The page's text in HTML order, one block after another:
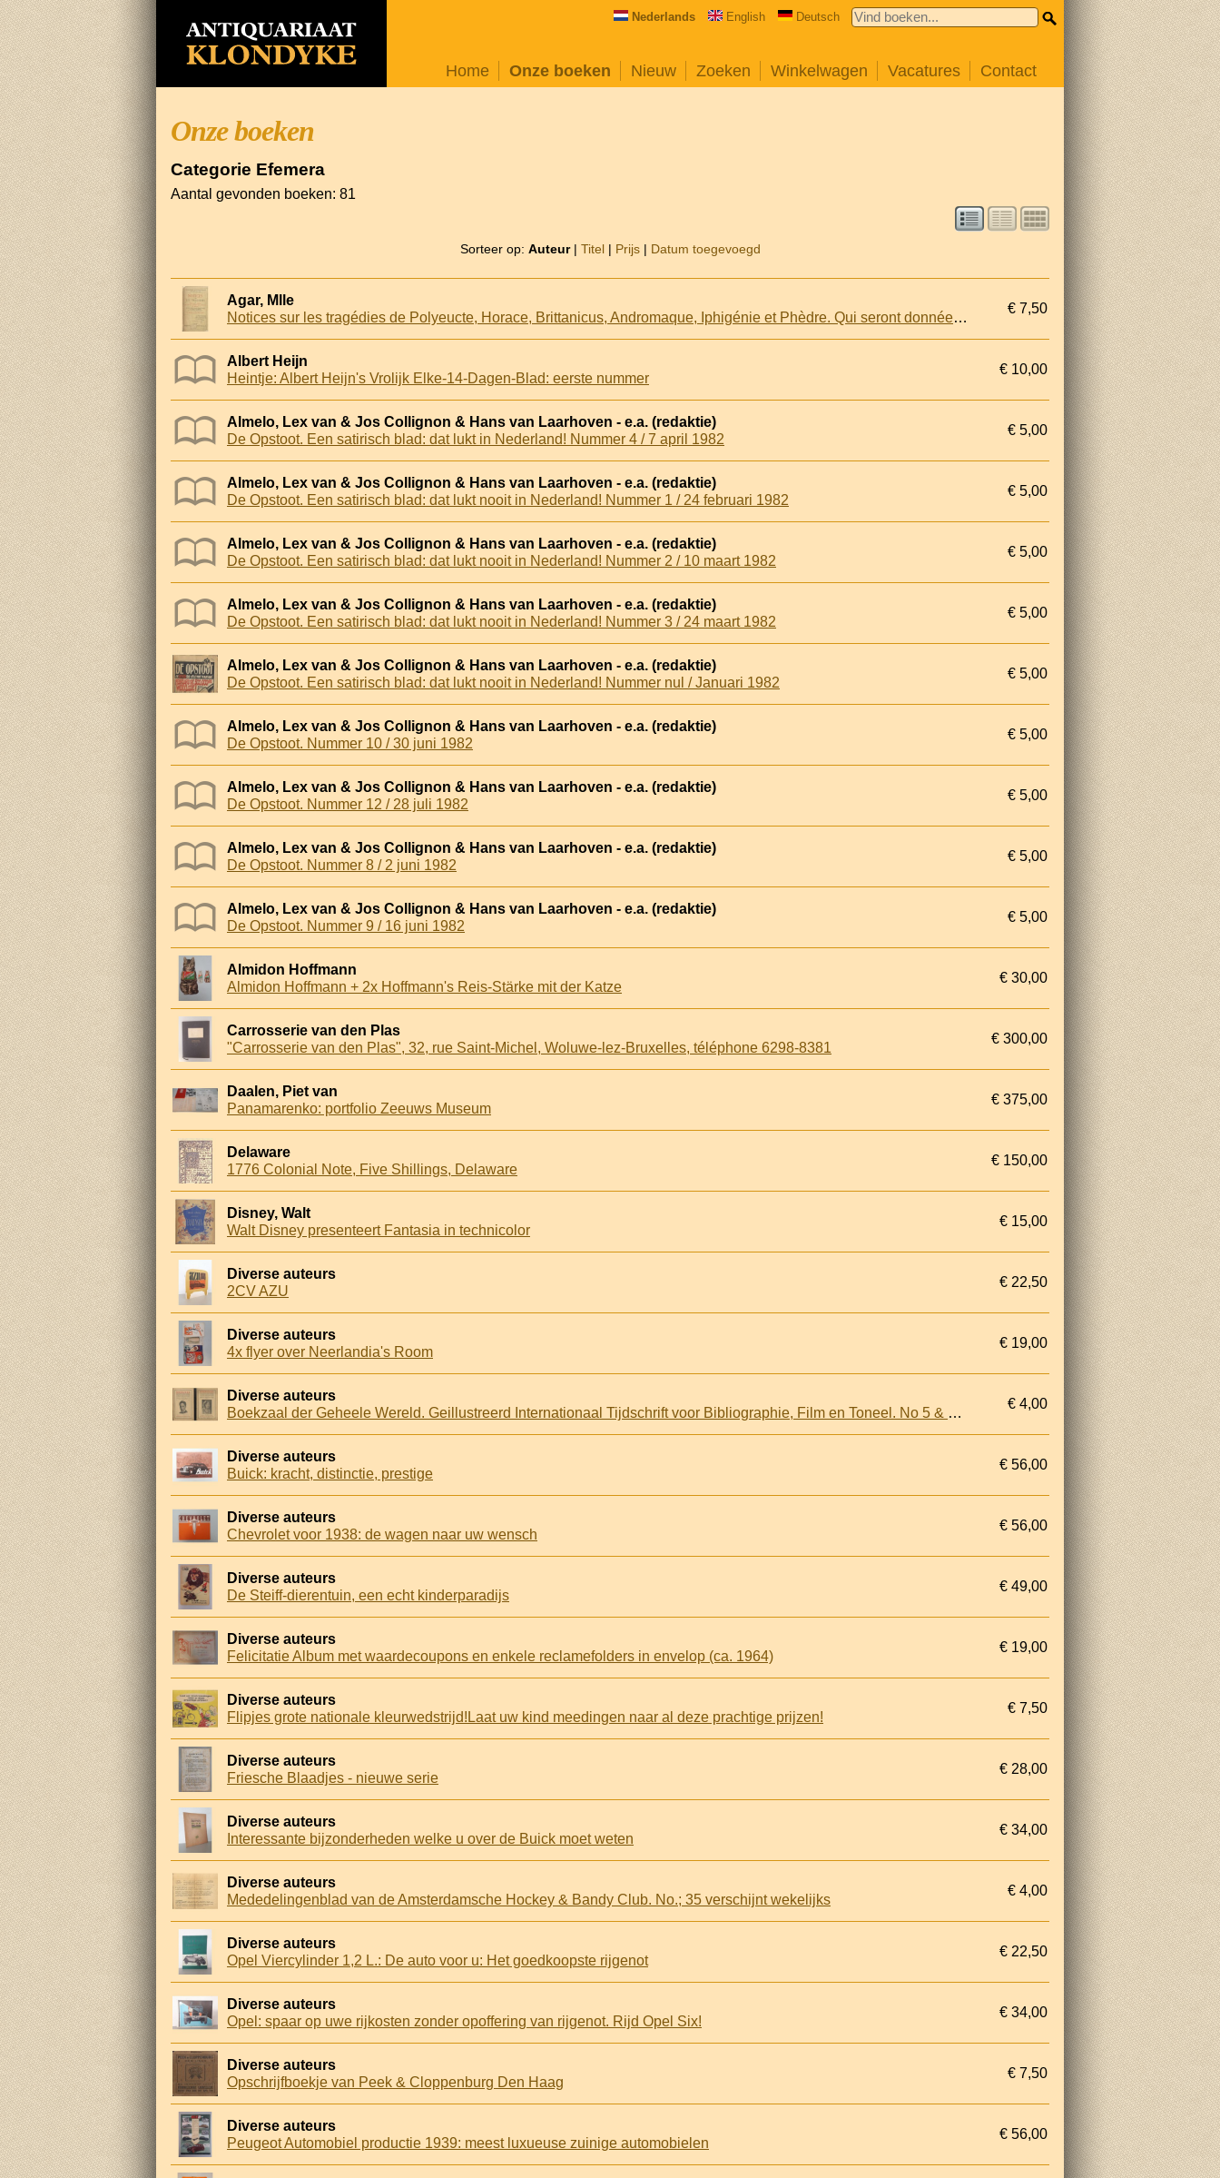
Nederlands English Deutsch
Home Onze boeken Nieuw Zoeken Winkelwagen Vacatures Contact
Onze boeken
Categorie Efemera
Aantal gevonden boeken: 81
Sorteer op: Auteur| Titel| Prijs| Datum toegevoegd
Agar, Mlle
Notices sur les tragédies de Polyeucte, Horace, Brittanicus, Andromaque, Iphigénie et Phèdre. Qui seront données pendant le mois d'Octobre. Pour les dernières reprèsentation de Mlle Agar, de la Comédie-Française
€ 7,50
Albert Heijn
Heintje: Albert Heijn's Vrolijk Elke-14-Dagen-Blad: eerste nummer
€ 10,00
Almelo, Lex van & Jos Collignon & Hans van Laarhoven - e.a. (redaktie)
De Opstoot. Een satirisch blad: dat lukt in Nederland! Nummer 4 / 7 april 1982
€ 5,00
Almelo, Lex van & Jos Collignon & Hans van Laarhoven - e.a. (redaktie)
De Opstoot. Een satirisch blad: dat lukt nooit in Nederland! Nummer 1 / 24 februari 1982
€ 5,00
Almelo, Lex van & Jos Collignon & Hans van Laarhoven - e.a. (redaktie)
De Opstoot. Een satirisch blad: dat lukt nooit in Nederland! Nummer 2 / 10 maart 1982
€ 5,00
Almelo, Lex van & Jos Collignon & Hans van Laarhoven - e.a. (redaktie)
De Opstoot. Een satirisch blad: dat lukt nooit in Nederland! Nummer 3 / 24 maart 1982
€ 5,00
Almelo, Lex van & Jos Collignon & Hans van Laarhoven - e.a. (redaktie)
De Opstoot. Een satirisch blad: dat lukt nooit in Nederland! Nummer nul / Januari 1982
€ 5,00
Almelo, Lex van & Jos Collignon & Hans van Laarhoven - e.a. (redaktie)
De Opstoot. Nummer 10 / 30 juni 1982
€ 5,00
Almelo, Lex van & Jos Collignon & Hans van Laarhoven - e.a. (redaktie)
De Opstoot. Nummer 12 / 28 juli 1982
€ 5,00
Almelo, Lex van & Jos Collignon & Hans van Laarhoven - e.a. (redaktie)
De Opstoot. Nummer 8 / 2 juni 1982
€ 5,00
Almelo, Lex van & Jos Collignon & Hans van Laarhoven - e.a. (redaktie)
De Opstoot. Nummer 9 / 16 juni 1982
€ 5,00
Almidon Hoffmann
Almidon Hoffmann + 2x Hoffmann's Reis-Stärke mit der Katze
€ 30,00
Carrosserie van den Plas
"Carrosserie van den Plas", 32, rue Saint-Michel, Woluwe-lez-Bruxelles, téléphone 6298-8381
€ 300,00
Daalen, Piet van
Panamarenko: portfolio Zeeuws Museum
€ 375,00
Delaware
1776 Colonial Note, Five Shillings, Delaware
€ 150,00
Disney, Walt
Walt Disney presenteert Fantasia in technicolor
€ 15,00
Diverse auteurs
2CV AZU
€ 22,50
Diverse auteurs
4x flyer over Neerlandia's Room
€ 19,00
Diverse auteurs
Boekzaal der Geheele Wereld. Geillustreerd Internationaal Tijdschrift voor Bibliographie, Film en Toneel. No 5 & No 13 1929
€ 4,00
Diverse auteurs
Buick: kracht, distinctie, prestige
€ 56,00
Diverse auteurs
Chevrolet voor 1938: de wagen naar uw wensch
€ 56,00
Diverse auteurs
De Steiff-dierentuin, een echt kinderparadijs
€ 49,00
Diverse auteurs
Felicitatie Album met waardecoupons en enkele reclamefolders in envelop (ca. 1964)
€ 19,00
Diverse auteurs
Flipjes grote nationale kleurwedstrijd!Laat uw kind meedingen naar al deze prachtige prijzen!
€ 7,50
Diverse auteurs
Friesche Blaadjes - nieuwe serie
€ 28,00
Diverse auteurs
Interessante bijzonderheden welke u over de Buick moet weten
€ 34,00
Diverse auteurs
Mededelingenblad van de Amsterdamsche Hockey & Bandy Club. No.; 35 verschijnt wekelijks
€ 4,00
Diverse auteurs
Opel Viercylinder 1,2 L.: De auto voor u: Het goedkoopste rijgenot
€ 22,50
Diverse auteurs
Opel: spaar op uwe rijkosten zonder opoffering van rijgenot. Rijd Opel Six!
€ 34,00
Diverse auteurs
Opschrijfboekje van Peek & Cloppenburg Den Haag
€ 7,50
Diverse auteurs
Peugeot Automobiel productie 1939: meest luxueuse zuinige automobielen
€ 56,00